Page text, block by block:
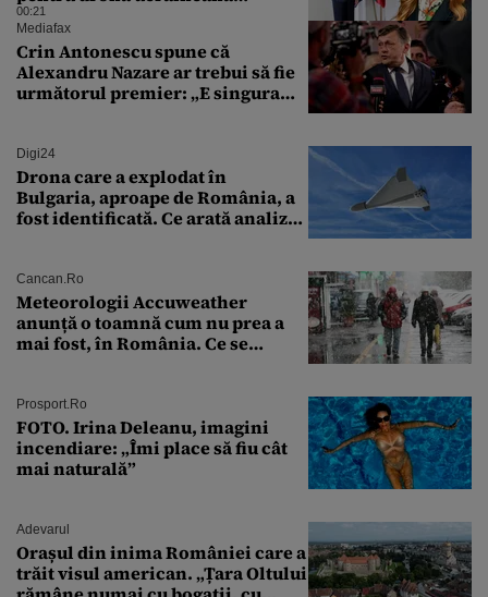
prăbușită în apropierea
infrastructurii critice
00:21
Mediafax
Crin Antonescu spune că
Alexandru Nazare ar trebui să fie
următorul premier: „E singura
Digi24
Drona care a explodat în
Bulgaria, aproape de România, a
fost identificată. Ce arată analiza
Cancan.ro
Meteorologii Accuweather
anunță o toamnă cum nu prea a
mai fost, în România. Ce se
București. Pe ce dată ninge
Prosport.ro
FOTO. Irina Deleanu, imagini
incendiare: „Îmi place să fiu cât
mai naturală”
Adevarul
Orașul din inima României care a
trăit visul american. „Țara Oltului